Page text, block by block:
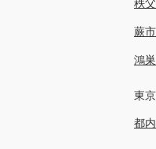
秩
蕨市
鴻
東
都